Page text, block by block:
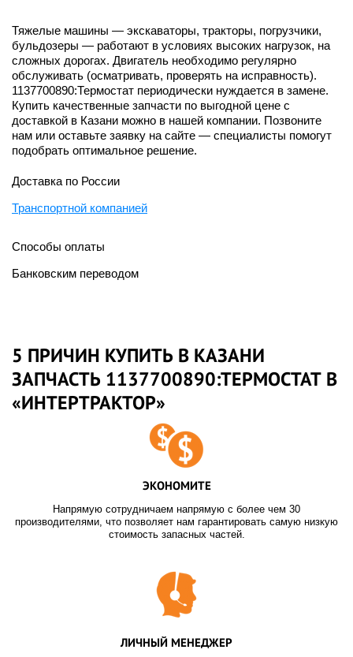
Тяжелые машины — экскаваторы, тракторы, погрузчики,
бульдозеры — работают в условиях высоких нагрузок, на
сложных дорогах. Двигатель необходимо регулярно
обслуживать (осматривать, проверять на исправность).
1137700890:Термостат периодически нуждается в замене.
Купить качественные запчасти по выгодной цене с
доставкой в Казани можно в нашей компании. Позвоните
нам или оставьте заявку на сайте — специалисты помогут
подобрать оптимальное решение.
Доставка по России
Транспортной компанией
Способы оплаты
Банковским переводом
5 ПРИЧИН КУПИТЬ В КАЗАНИ
ЗАПЧАСТЬ 1137700890:ТЕРМОСТАТ В
«ИНТЕРТРАКТОР»
ЭКОНОМИТЕ
Напрямую сотрудничаем напрямую с более чем 30
производителями, что позволяет нам гарантировать самую низкую
стоимость запасных частей.
ЛИЧНЫЙ МЕНЕДЖЕР